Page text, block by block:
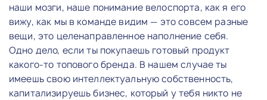
наши мозги, наше понимание велоспорта, как я его
вижу, как мы в команде видим — это совсем разные
вещи, это целенаправленное наполнение себя.
Одно дело, если ты покупаешь готовый продукт
какого-то топового бренда. В нашем случае ты
имеешь свою интеллектуальную собственность,
капитализируешь бизнес, который у тебя никто не